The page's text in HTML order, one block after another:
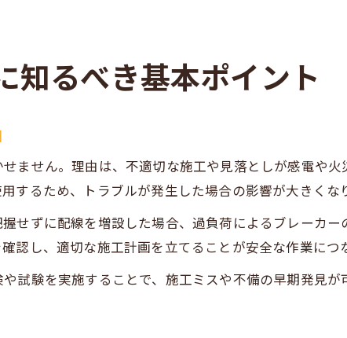
電気工事と配線ガイドの組み合わせが生む効果
配線ガイドの正しい選定方法と電気工事の実践
ケーブル配線の種類ごとの特徴と使い分け方
電気工事における主要なケーブル配線の種類
用途別に選ぶ電気工事用配線の特徴とポイント
電気工事で使う配線の種類と選び方の実例
知るべき基本ポイント
ません。理由は、不適切な施工や見落としが感電や
するため、トラブルが発生した場合の影響が大きくな
せずに配線を増設した場合、過負荷によるブレーカ
認し、適切な施工計画を立てることが安全な作業につ
試験を実施することで、施工ミスや不備の早期発見